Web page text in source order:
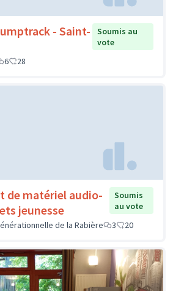
- Saint-
Soumis au
vote
6 28
de matériel audio-
jeunesse
Soumis
au vote
de la Rabière
3 20